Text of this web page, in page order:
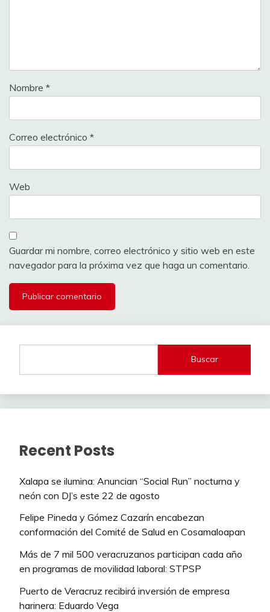
Nombre *
Correo electrónico *
Web
Guardar mi nombre, correo electrónico y sitio web en este
navegador para la próxima vez que haga un comentario.
Buscar
Recent Posts
Xalapa se ilumina: Anuncian “Social Run” nocturna y
neón con DJ’s este 22 de agosto
Felipe Pineda y Gómez Cazarín encabezan
conformación del Comité de Salud en Cosamaloapan
Más de 7 mil 500 veracruzanos participan cada año
en programas de movilidad laboral: STPSP
Puerto de Veracruz recibirá inversión de empresa
harinera: Eduardo Vega